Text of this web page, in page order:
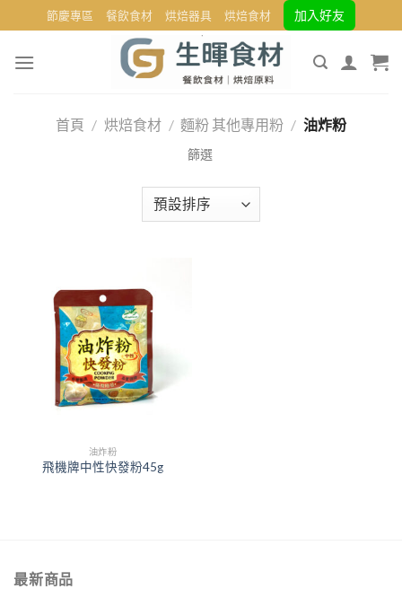
to
content
節慶專區 餐飲食材 烘焙器具 烘焙食材 加入好友
首頁 / 烘焙食材 / 麵粉 其他專用粉 / 油炸粉
油炸粉
飛機牌中性快發粉45g
最新商品